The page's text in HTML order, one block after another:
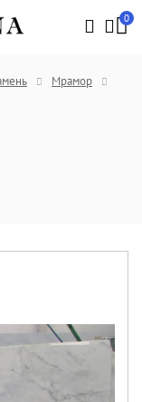
0
Мрамор